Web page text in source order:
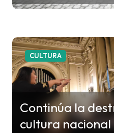
CULTURA
Continúa la
cultura nacional